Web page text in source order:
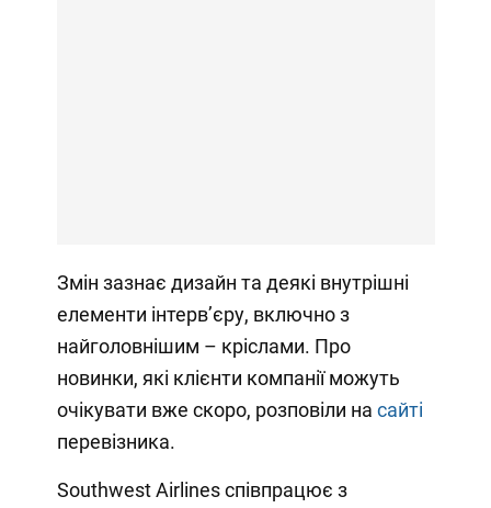
Змін зазнає дизайн та деякі внутрішні
елементи інтервʼєру, включно з
найголовнішим – кріслами. Про
новинки, які клієнти компанії можуть
очікувати вже скоро, розповіли на сайті
перевізника.
Southwest Airlines співпрацює з